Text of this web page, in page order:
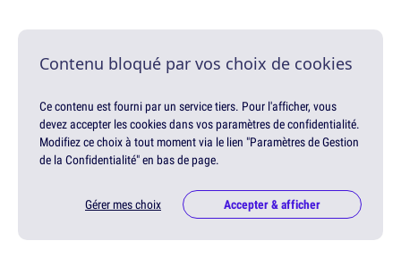
Contenu bloqué par vos choix de cookies
Ce contenu est fourni par un service tiers. Pour l'afficher, vous
devez accepter les cookies dans vos paramètres de confidentialité.
Modifiez ce choix à tout moment via le lien "Paramètres de Gestion
de la Confidentialité" en bas de page.
Gérer mes choix Accepter & afficher